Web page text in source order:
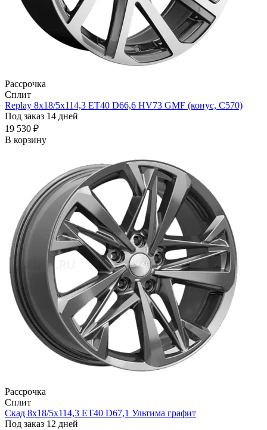
Рассрочка
Сплит
Replay 8x18/5x114,3 ET40 D66,6 HV73 GMF (конус, C570)
Под заказ 14 дней
19 530 ₽
В корзину
Рассрочка
Сплит
Скад 8x18/5x114,3 ET40 D67,1 Ультима графит
Под заказ 12 дней